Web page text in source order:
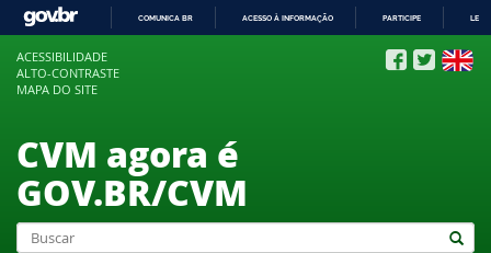
COMUNICA BR ACESSO À INFORMAÇÃO PARTICIPE
ACESSIBILIDADE
ALTO-CONTRASTE
MAPA DO SITE
CVM agora é
GOV.BR/CVM